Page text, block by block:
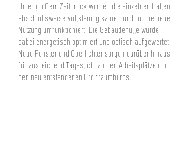
Unter großem Zeitdruck wurden die einzelnen Hallen
abschnittsweise vollständig saniert und für die neue
Nutzung umfunktioniert. Die Gebäudehülle wurde
dabei energetisch optimiert und optisch aufgewertet.
Neue Fenster und Oberlichter sorgen darüber hinaus
für ausreichend Tageslicht an den Arbeitsplätzen in
den neu entstandenen Großraumbüros.